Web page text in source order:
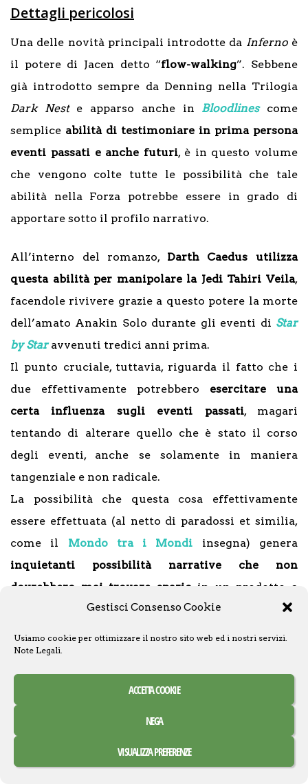
Gestisci Consenso Cookie
Usiamo cookie per ottimizzare il nostro sito web ed i nostri servizi.
Note Legali.
ACCETTA COOKIE
NEGA
VISUALIZZA PREFERENZE
Dettagli pericolosi
Una delle novità principali introdotte da Infernoè
il potere di Jacen detto “flow-walking”. Sebbene
già introdotto sempre da Denning nella Trilogia
Dark Neste apparso anche in Bloodlinescome
semplice abilità di testimoniare in prima persona
eventi passati e anche futuri, è in questo volume
che vengono colte tutte le possibilità che tale
abilità nella Forza potrebbe essere in grado di
apportare sotto il profilo narrativo.
All’interno del romanzo, Darth Caedus utilizza
questa abilità per manipolare la Jedi Tahiri Veila,
facendole rivivere grazie a questo potere la morte
dell’amato Anakin Solo durante gli eventi di Star
by Staravvenuti tredici anni prima.
Il punto cruciale, tuttavia, riguarda il fatto che i
due effettivamente potrebbero esercitare una
certa influenza sugli eventi passati, magari
tentando di alterare quello che è stato il corso
degli eventi, anche se solamente in maniera
tangenziale e non radicale.
La possibilità che questa cosa effettivamente
essere effettuata (al netto di paradossi et similia,
come il Mondo tra i Mondi insegna) genera
inquietanti possibilità narrative che non
dovrebbero mai trovare spazio in un prodotto a
Star Wars.
to a time not long in the future when
would be safe and calm, when he would
once again have his family and friends